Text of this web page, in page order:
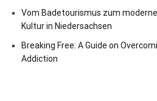
Vom Badetourismus zum
Kultur in Niedersachsen
Breaking Free: A Guide on
Addiction